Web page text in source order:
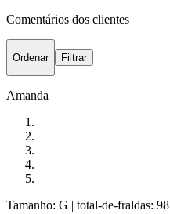
Comentários dos clientes
Ordenar Filtrar
Amanda
Tamanho: G | total-de-fraldas: 98